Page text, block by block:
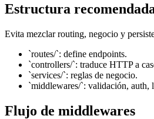
Estructura
Evita mezclar routing, negocio y
`routes/`: define endpoints.
`controllers/`: traduce HTTP a
`services/`: reglas de negocio.
`middlewares/`: validación, auth,
Flujo de middlewares